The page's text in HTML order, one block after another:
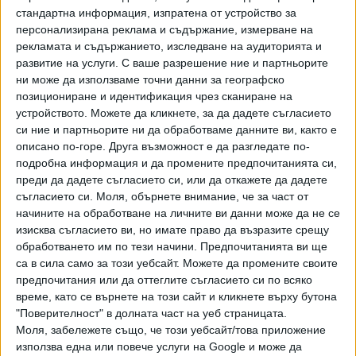
стандартна информация, изпратена от устройство за
персонализирана реклама и съдържание, измерване на
рекламата и съдържанието, изследване на аудиторията и
развитие на услуги. С ваше разрешение ние и партньорите
ни може да използваме точни данни за географско
позициониране и идентификация чрез сканиране на
устройството. Можете да кликнете, за да дадете съгласието
си ние и партньорите ни да обработваме данните ви, както е
описано по-горе. Друга възможност е да разгледате по-
подробна информация и да промените предпочитанията си,
преди да дадете съгласието си, или да откажете да дадете
съгласието си.
Моля, обърнете внимание, че за част от
начините на обработване на личните ви данни може да не се
изисква съгласието ви, но имате право да възразите срещу
обработването им по тези начини. Предпочитанията ви ще
са в сила само за този уебсайт. Можете да промените своите
предпочитания или да оттеглите съгласието си по всяко
време, като се върнете на този сайт и кликнете върху бутона
"Поверителност" в долната част на уеб страницата.
Моля, забележете също, че този уебсайт/това приложение
използва една или повече услуги на Google и може да
трябва да се придобият и умения. Умението невинаги е
практически да произведеш нещо, което да видиш
физически. Умението е да направиш и връзка между
отделните ключови компетентности. Умение е да
попаднеш в определена ситуация, да видиш задача,
която не си срещал, но на база на придобитите знания и
логическо мислене да можеш да намериш вярното
решение. Тези задачи са ключови и основната работа на
всеки учител, всеки ден, във всяко училище е да научи
учениците да мислят критично, да обхващат проблема, а
не да търсят решението по начина, по който са го
срещнали в друга задача. Задължително е чрез външно
оценяване да се измерват тези компетентности.
Необходимо е изпитите да бъдат и по-практически
ориентирани, т.е да могат да свързват данни и
информация, така че да могат да стигат до верните
решения.